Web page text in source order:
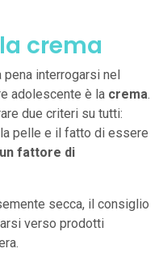
crema
pena interrogarsi nel
adolescente è la crema.
due criteri su tutti:
pelle e il fatto di essere
fattore di
secca, il consiglio
verso prodotti